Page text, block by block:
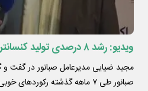
ویدیو: رشد ۸ درصدی تولید کنسانتره در صبانور
​مجید ضیایی مدیرعامل صبانور در گفت و
صبانور طی ۷ ماهه گذشته رکوردهای خوبی را در تولید به…